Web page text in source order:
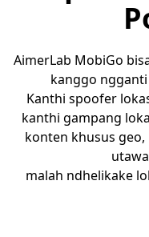
AimerLab MobiGo
kanggo
Kanthi spoofer
kanthi gampang
konten khusus
malah ndhelikake